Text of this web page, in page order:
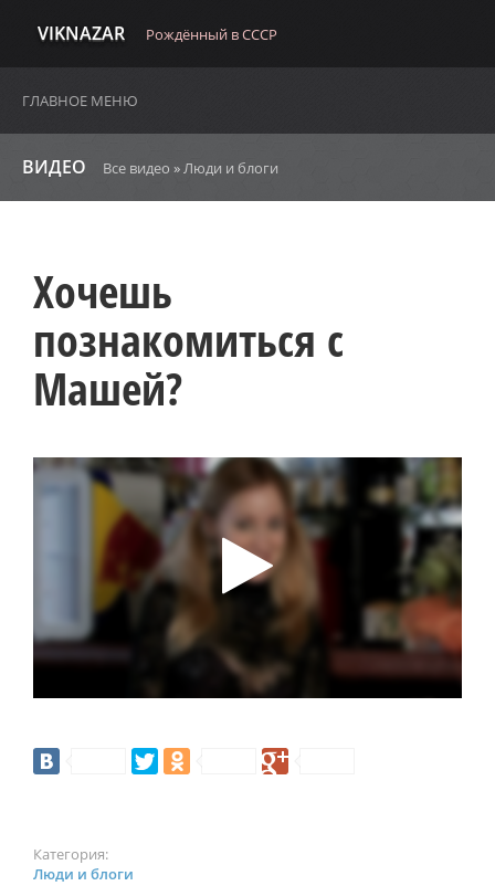
VIKNAZAR Рождённый в СССР
ГЛАВНОЕ МЕНЮ
ВИДЕО Все видео »Люди и блоги
Хочешь
познакомиться с
Машей?
Категория:
Люди и блоги